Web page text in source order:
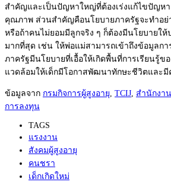
สำคัญและเป็นปัญหาใหญ่ที่ต้องเร่งแก้ไขปัญหา
คุณภาพ ส่วนสำคัญคือนโยบายภาครัฐจะทำอย่
หรือถ้าคนไม่ยอมมีลูกจริง ๆ ก็ต้องมีนโยบายใ
มากที่สุด เช่น ให้พ่อแม่สามารถเข้าถึงข้อมูลก
ภาครัฐมีนโยบายที่เอื้อให้เกิดพื้นที่การเรียนรู้ข
แวดล้อมให้เด็กมีโอกาสพัฒนาทักษะชีวิตและ
ข้อมูลจาก กรมกิจการผู้สูงอายุ, TCIJ, สำนักงา
การลงทุน
TAGS
แรงงาน
สังคมผู้สูงอายุ
คนชรา
เด็กเกิดใหม่